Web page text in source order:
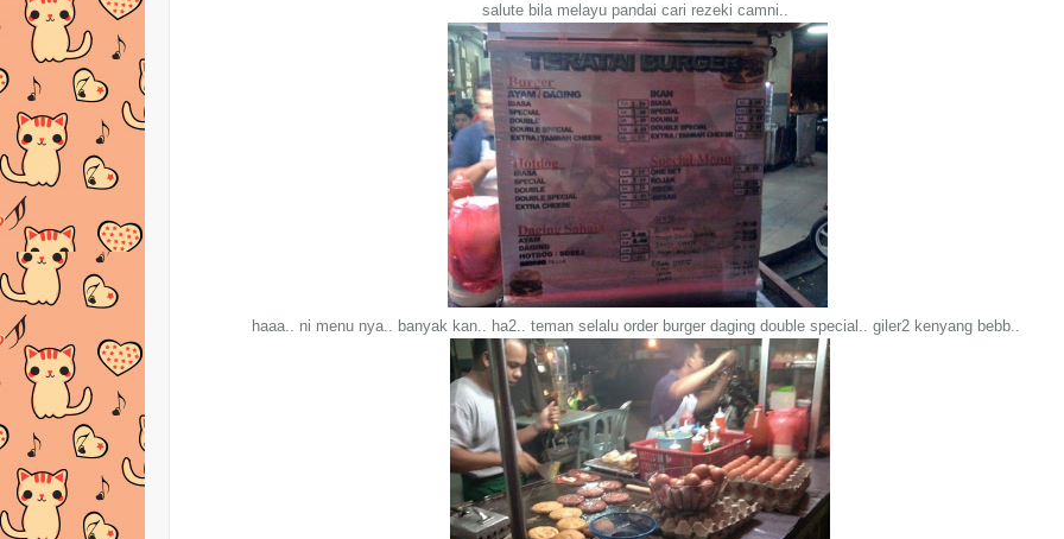
salute bila melayu pandai cari rezeki camni..
haaa.. ni menu nya.. banyak kan.. ha2.. teman selalu order burger daging double special.. giler2 kenyang bebb..